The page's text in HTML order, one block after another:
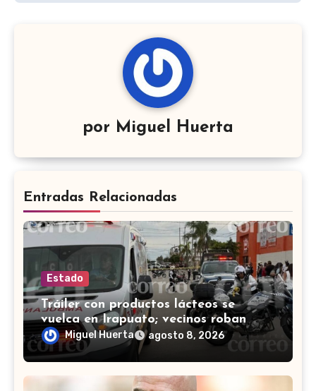
por Miguel Huerta
Entradas Relacionadas
Estado
Tráiler con productos lácteos se
vuelca en Irapuato; vecinos roban
carga en lugar de auxiliar a heridos
Miguel Huerta agosto 8, 2026